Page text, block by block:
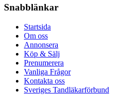
Snabblänkar
Startsida
Om oss
Annonsera
Köp & Sälj
Prenumerera
Vanliga Frågor
Kontakta oss
Sveriges Tandläkarförbund